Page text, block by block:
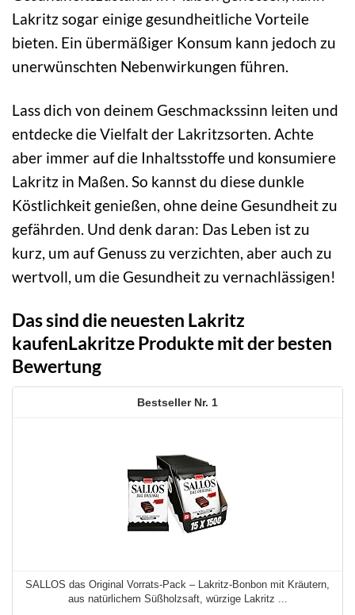
Lakritz sogar einige gesundheitliche Vorteile
bieten. Ein übermäßiger Konsum kann jedoch zu
unerwünschten Nebenwirkungen führen.
Lass dich von deinem Geschmackssinn leiten und
entdecke die Vielfalt der Lakritzsorten. Achte
aber immer auf die Inhaltsstoffe und konsumiere
Lakritz in Maßen. So kannst du diese dunkle
Köstlichkeit genießen, ohne deine Gesundheit zu
gefährden. Und denk daran: Das Leben ist zu
kurz, um auf Genuss zu verzichten, aber auch zu
wertvoll, um die Gesundheit zu vernachlässigen!
Das sind die neuesten Lakritz
kaufenLakritze Produkte mit der besten
Bewertung
1
SALLOS das Original Vorrats-Pack – Lakritz-Bonbon mit Kräutern,
aus natürlichem Süßholzsaft, würzige Lakritz ...